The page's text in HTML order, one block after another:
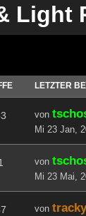
Light
LETZTER
von
Mi 23 Jan,
von
Mi 23 Mai,
von tracky